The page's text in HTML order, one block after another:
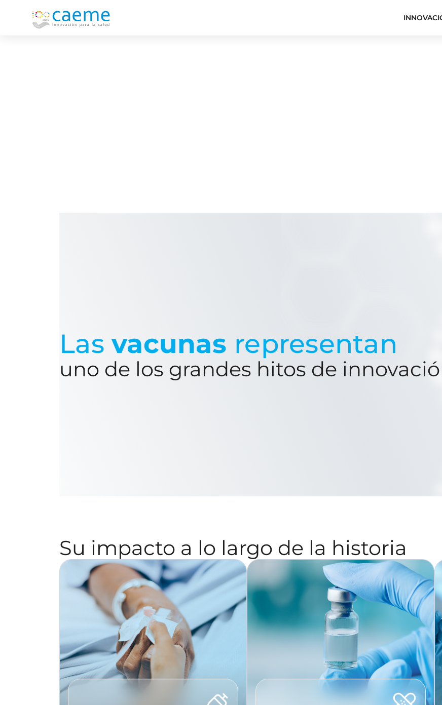
Lasvacunas representan
uno de los grandes hitos de
Su impacto a lo largo de la historia